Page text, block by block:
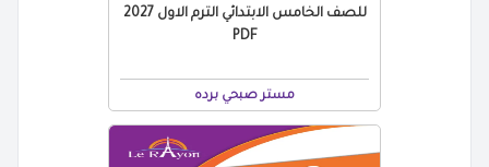
للصف الخامس الابتدائي الترم الاول 2027
PDF
مستر صبحي برده